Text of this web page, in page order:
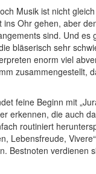
Musik ist nicht
ins Ohr gehen, aber
sind. Und es
bläserisch sehr
enorm viel
zusammengestellt,
feine Beginn mit
erkennen, die auch
routiniert
Lebensfreude,
Bestnoten verdienen